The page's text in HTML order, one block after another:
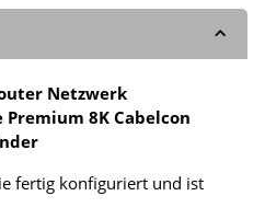
Netzwerk
8K Cabelcon
fertig konfiguriert und ist